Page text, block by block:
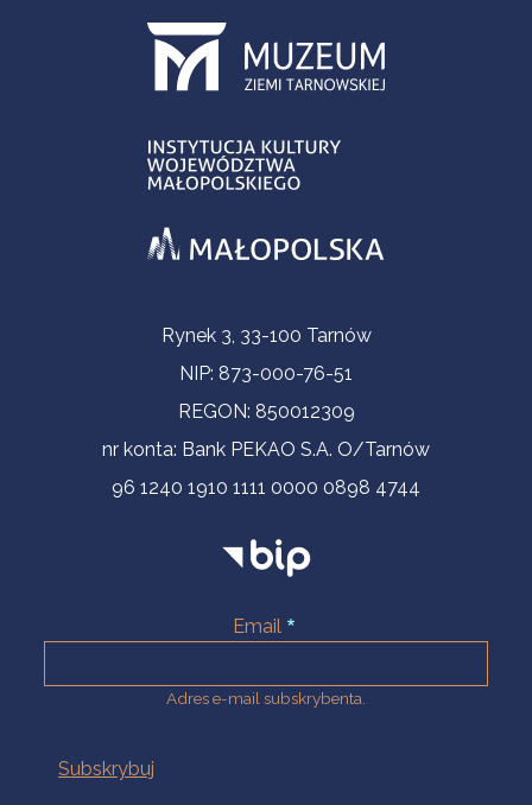
Informacje kontaktoweRynek 3, 33-100 Tarnów
NIP: 873-000-76-51
REGON: 850012309
nr konta: Bank PEKAO S.A. O/Tarnów
96 1240 1910 1111 0000 0898 4744
Email
Adres e-mail subskrybenta.